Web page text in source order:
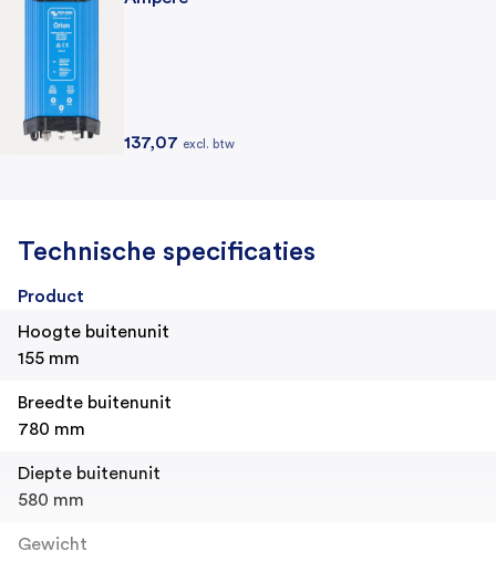
137,07 excl. btw
Technische specificaties
Product
Hoogte buitenunit
155 mm
Breedte buitenunit
780 mm
Diepte buitenunit
580 mm
Gewicht